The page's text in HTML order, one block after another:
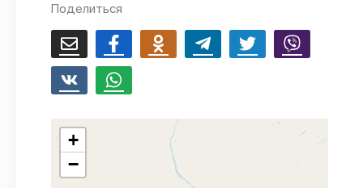
Поделиться
+
−